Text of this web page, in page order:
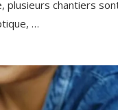
plusieurs chantiers
…